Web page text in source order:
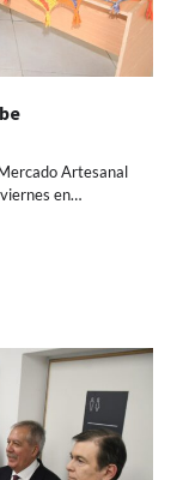
Artesanal
en…